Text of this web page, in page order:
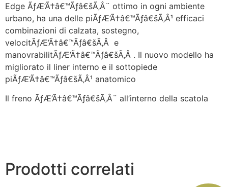
Edge ÃƒÆ’Ã†â€™Ãƒâ€šÃ‚Â¨ ottimo in ogni ambiente
urbano, ha una delle piÃƒÆ’Ã†â€™Ãƒâ€šÃ‚Â¹ efficaci
combinazioni di calzata, sostegno,
velocitÃƒÆ’Ã†â€™Ãƒâ€šÃ‚Â e
manovrabilitÃƒÆ’Ã†â€™Ãƒâ€šÃ‚Â . Il nuovo modello ha
migliorato il liner interno e il sottopiede
piÃƒÆ’Ã†â€™Ãƒâ€šÃ‚Â¹ anatomico
Il freno ÃƒÆ’Ã†â€™Ãƒâ€šÃ‚Â¨ all’interno della scatola
Prodotti correlati